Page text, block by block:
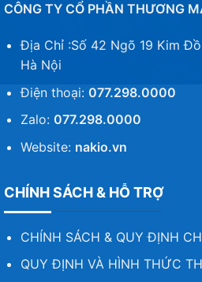
CÔNG TY CỔ PHẦN THƯƠNG
Địa Chỉ :Số 42 Ngõ 19 Kim
Hà Nội
Điện thoại: 077.298.0000
Zalo: 077.298.0000
Website: nakio.vn
CHÍNH SÁCH & HỖ TRỢ
CHÍNH SÁCH & QUY ĐỊNH
QUY ĐỊNH VÀ HÌNH THỨC